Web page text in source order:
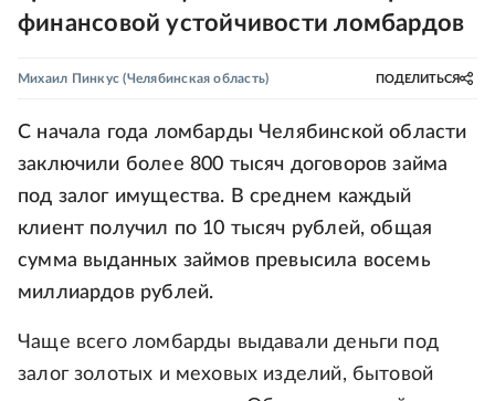
финансовой устойчивости ломбардов
Михаил Пинкус (Челябинская область) ПОДЕЛИТЬСЯ
С начала года ломбарды Челябинской области
заключили более 800 тысяч договоров займа
под залог имущества. В среднем каждый
клиент получил по 10 тысяч рублей, общая
сумма выданных займов превысила восемь
миллиардов рублей.
Чаще всего ломбарды выдавали деньги под
залог золотых и меховых изделий, бытовой